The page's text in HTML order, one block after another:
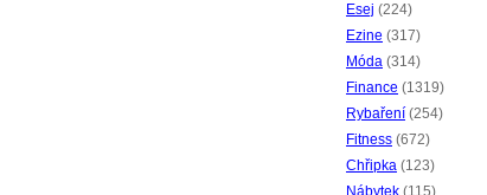
Esej (224)
Ezine (317)
Móda (314)
Finance (1319)
Rybaření (254)
Fitness (672)
Chřipka (123)
Nábytek (115)